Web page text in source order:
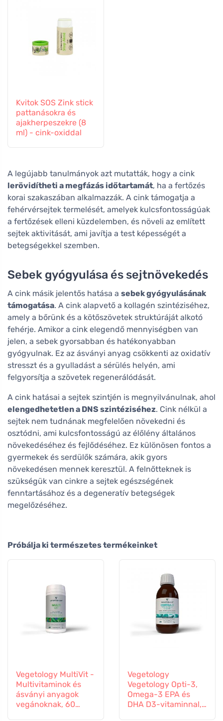
Kvitok SOS Zink stick
pattanásokra és
ajakherpeszekre (8
ml) - cink-oxiddal
A legújabb tanulmányok azt mutatták, hogy a cink
lerövidítheti a megfázás időtartamát, ha a fertőzés
korai szakaszában alkalmazzák. A cink támogatja a
fehérvérsejtek termelését, amelyek kulcsfontosságúak
a fertőzések elleni küzdelemben, és növeli az említett
sejtek aktivitását, ami javítja a test képességét a
betegségekkel szemben.
Sebek gyógyulása és sejtnövekedés
A cink másik jelentős hatása a sebek gyógyulásának
támogatása. A cink alapvető a kollagén szintéziséhez,
amely a bőrünk és a kötőszövetek struktúráját alkotó
fehérje. Amikor a cink elegendő mennyiségben van
jelen, a sebek gyorsabban és hatékonyabban
gyógyulnak. Ez az ásványi anyag csökkenti az oxidatív
stresszt és a gyulladást a sérülés helyén, ami
felgyorsítja a szövetek regenerálódását.
A cink hatásai a sejtek szintjén is megnyilvánulnak, ahol
elengedhetetlen a DNS szintéziséhez. Cink nélkül a
sejtek nem tudnának megfelelően növekedni és
osztódni, ami kulcsfontosságú az élőlény általános
növekedéséhez és fejlődéséhez. Ez különösen fontos a
gyermekek és serdülők számára, akik gyors
növekedésen mennek keresztül. A felnőtteknek is
szükségük van cinkre a sejtek egészségének
fenntartásához és a degeneratív betegségek
megelőzéséhez.
Próbálja ki természetes termékeinket
Vegetology MultiVit -
Multivitaminok és
ásványi anyagok
vegánoknak, 60
Vegetology
Vegetology Opti-3,
Omega-3 EPA és
DHA D3-vitaminnal,